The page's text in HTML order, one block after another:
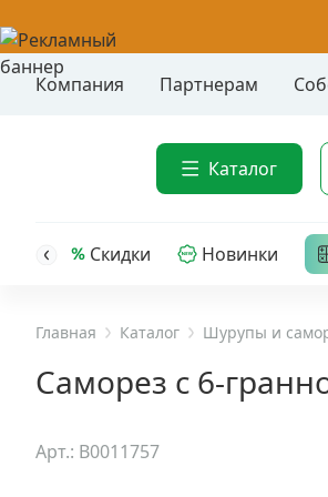
Компания Партнерам
Каталог
Распродажа
Уценка
Скидки Новинки
Главная Каталог Шурупы и
Саморез с 6-
Арт.: B0011757